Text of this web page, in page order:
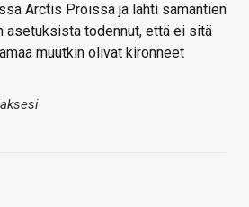
Arctis Proissa ja lähti samantien
asetuksista todennut, että ei sitä
muutkin olivat kironneet